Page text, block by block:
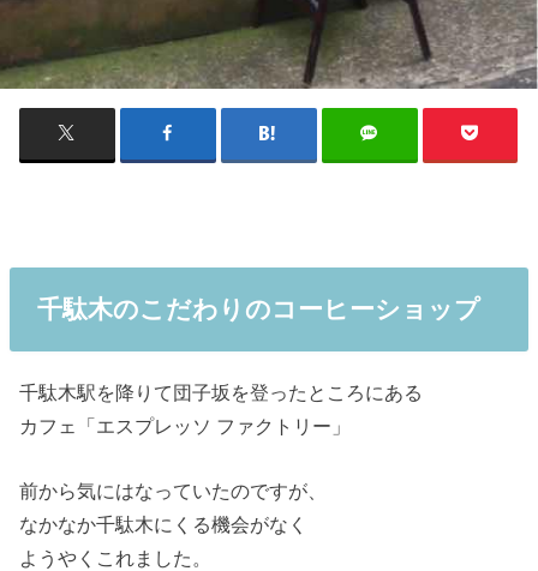
千駄木のこだわりのコーヒーショップ
千駄木駅を降りて団子坂を登ったところにある
カフェ「エスプレッソ ファクトリー」
前から気にはなっていたのですが、
なかなか千駄木にくる機会がなく
ようやくこれました。